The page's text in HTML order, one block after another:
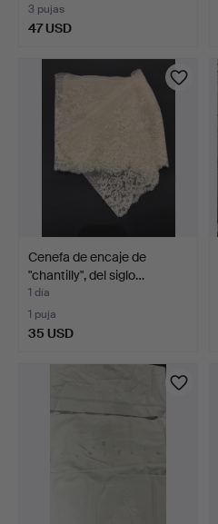
3 pujas
47 USD
Cenefa de encaje de
"chantilly", del siglo…
1 día
1 puja
35 USD